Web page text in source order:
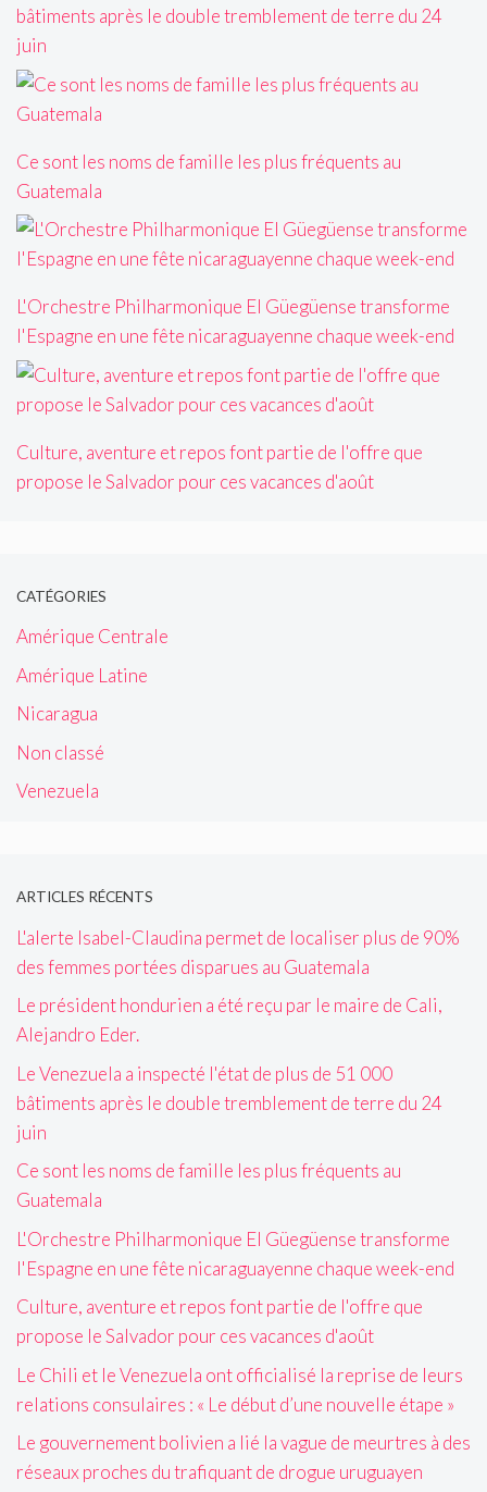
bâtiments après le double tremblement de terre du 24
juin
Ce sont les noms de famille les plus fréquents au
Guatemala
L'Orchestre Philharmonique El Güegüense transforme
l'Espagne en une fête nicaraguayenne chaque week-end
Culture, aventure et repos font partie de l'offre que
propose le Salvador pour ces vacances d'août
CATÉGORIES
Amérique Centrale
Amérique Latine
Nicaragua
Non classé
Venezuela
ARTICLES RÉCENTS
L'alerte Isabel-Claudina permet de localiser plus de 90%
des femmes portées disparues au Guatemala
Le président hondurien a été reçu par le maire de Cali,
Alejandro Eder.
Le Venezuela a inspecté l'état de plus de 51 000
bâtiments après le double tremblement de terre du 24
juin
Ce sont les noms de famille les plus fréquents au
Guatemala
L'Orchestre Philharmonique El Güegüense transforme
l'Espagne en une fête nicaraguayenne chaque week-end
Culture, aventure et repos font partie de l'offre que
propose le Salvador pour ces vacances d'août
Le Chili et le Venezuela ont officialisé la reprise de leurs
relations consulaires : « Le début d’une nouvelle étape »
Le gouvernement bolivien a lié la vague de meurtres à des
réseaux proches du trafiquant de drogue uruguayen